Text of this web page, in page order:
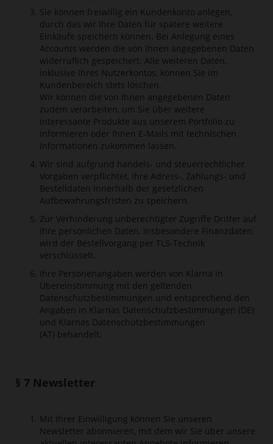
Sie können freiwillig ein Kundenkonto anlegen,
durch das wir Ihre Daten für spätere weitere
Einkäufe speichern können. Bei Anlegung eines
Accounts werden die von Ihnen angegebenen Daten
widerruflich gespeichert. Alle weiteren Daten,
inklusive Ihres Nutzerkontos, können Sie im
Kundenbereich stets löschen.
Wir können die von Ihnen angegebenen Daten
zudem verarbeiten, um Sie über weitere
interessante Produkte aus unserem Portfolio zu
informieren oder Ihnen E-Mails mit technischen
Informationen zukommen lassen.
Wir sind aufgrund handels- und steuerrechtlicher
Vorgaben verpflichtet, Ihre Adress-, Zahlungs- und
Bestelldaten innerhalb der gesetzlichen
Aufbewahrungsfristen zu speichern.
Zur Verhinderung unberechtigter Zugriffe Dritter auf
Ihre persönlichen Daten, insbesondere Finanzdaten,
wird der Bestellvorgang per TLS-Technik
verschlüsselt.
Ihre Personenangaben werden von Klarna in
Übereinstimmung mit den geltenden
Datenschutzbestimmungen und entsprechend den
Angaben in Klarnas Datenschutzbestimmungen (DE)
und Klarnas Datenschutzbestimmungen
(AT) behandelt.
§ 7 Newsletter
Mit Ihrer Einwilligung können Sie unseren
Newsletter abonnieren, mit dem wir Sie über unsere